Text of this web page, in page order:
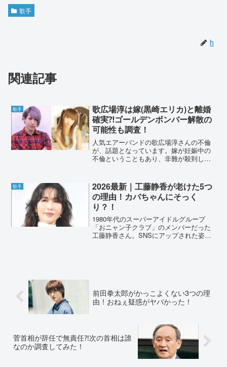
歌手
h
関連記事
歌手
歌広場淳は嫁(黒崎エリカ)と離婚
確実⁈ゴールデンボンバー解散の
可能性も調査！
人気エアーバンドの歌広場淳さんの不倫
が、話題となっています。嫁が妊娠中の
不倫ということもあり、非難が殺到して
散の可能性も調査しました。歌広場淳は
嫁(黒崎エリカ)と離婚確...
歌手
2026最新｜工藤静香が老けた5つ
の理由！カバちゃんにそっく
り？！
1980年代のスーパーアイドルグループ
「おニャン子クラブ」のメンバーだった
工藤静香さん。SNSにアップされた姿
前田拳太郎がかっこよくない3つの理
由！おねぇ疑惑がヤバかった！
菅首相が辞任で無責任⁈次の首相は誰
なのか調査してみた！